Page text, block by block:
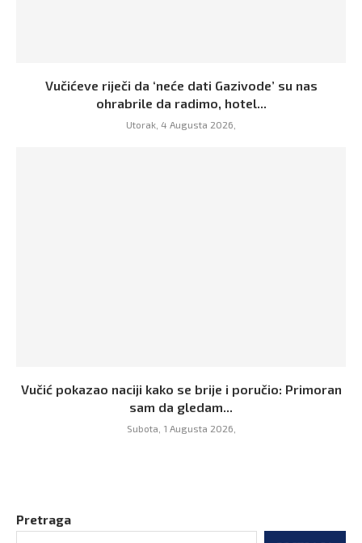
Vučićeve riječi da ‘neće dati Gazivode’ su nas
ohrabrile da radimo, hotel...
Utorak, 4 Augusta 2026,
Vučić pokazao naciji kako se brije i poručio: Primoran
sam da gledam...
Subota, 1 Augusta 2026,
Pretraga